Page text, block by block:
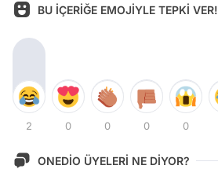
BU İÇERİĞE EMOJİYLE TEPKİ VER!
2 0 0 0 0
ONEDİO ÜYELERİ NE DİYOR?